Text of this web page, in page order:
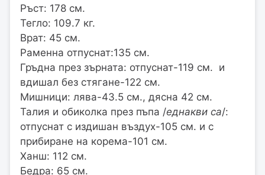
Ръст: 178 см.
Тегло: 109.7 кг.
Врат: 45 см.
Раменна отпуснат:135 см.
Гръдна през зърната: отпуснат-119 см. и
вдишал без стягане-122 см.
Мишници: лява-43.5 см., дясна 42 см.
Талия и обиколка през пъпа /еднакви са/:
отпуснат с издишан въздух-105 см. и с
прибиране на корема-101 см.
Ханш: 112 см.
Бедра: 65 см.